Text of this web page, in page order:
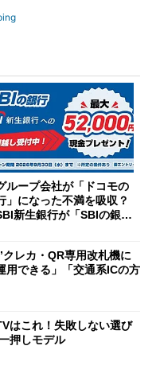
ループ会社が「ドコモの
」になった不満を吸収？
新生銀行が「SBIの銀
レカ・QR専用改札機に
できる」「交通系ICの方
はこれ！失敗しない選び
押しモデル